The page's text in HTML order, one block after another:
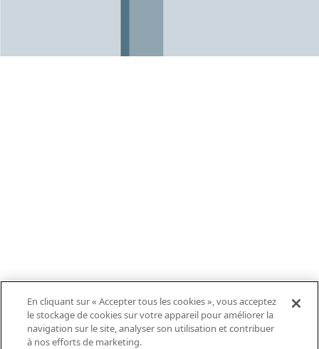
En cliquant sur « Accepter tous les cookies », vous acceptez
le stockage de cookies sur votre appareil pour améliorer la
navigation sur le site, analyser son utilisation et contribuer
à nos efforts de marketing.